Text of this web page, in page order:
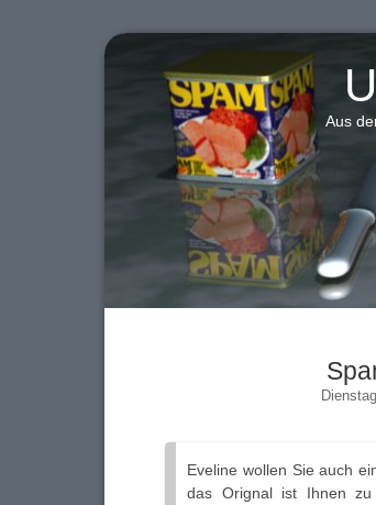
Aus
Eveline wollen Sie auch
das Orignal ist Ihnen zu